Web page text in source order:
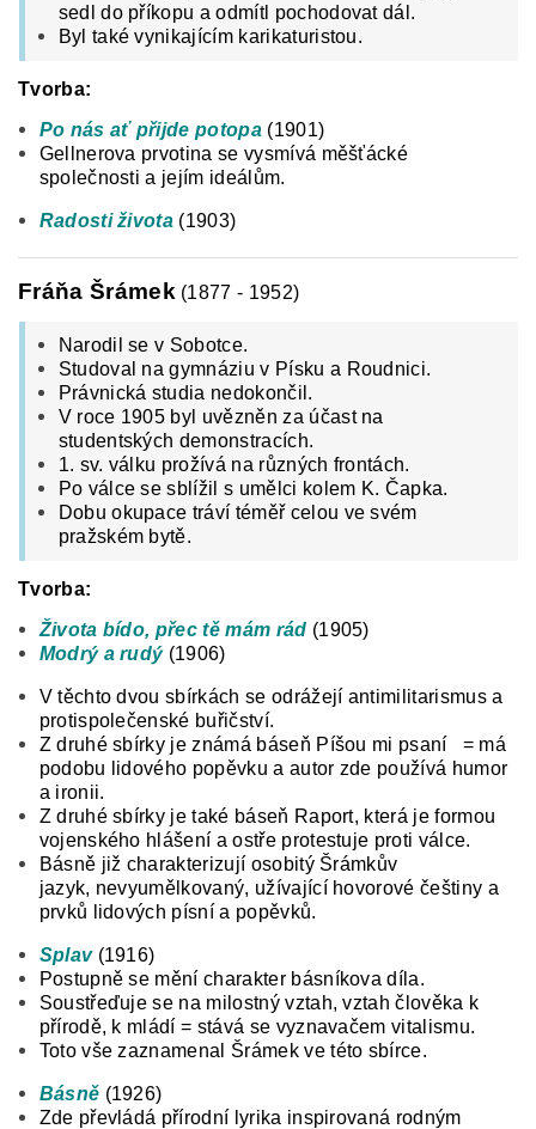
sedl do příkopu a odmítl pochodovat dál.
Byl také vynikajícím karikaturistou.
Tvorba:
Po nás ať přijde potopa(1901)
Gellnerova prvotina se vysmívá měšťácké
společnosti a jejím ideálům.
Radosti života (1903)
Fráňa Šrámek (1877 - 1952)
Narodil se v Sobotce.
Studoval na gymnáziu v Písku a Roudnici.
Právnická studia nedokončil.
V roce 1905 byl uvězněn za účast na
studentských demonstracích.
1. sv. válku prožívá na různých frontách.
Po válce se sblížil s umělci kolem K. Čapka.
Dobu okupace tráví téměř celou ve svém
pražském bytě.
Tvorba:
Života bído, přec tě mám rád (1905)
Modrý a rudý(1906)
V těchto dvou sbírkách se odrážejí antimilitarismus a
protispolečenské buřičství.
Z druhé sbírky je známá báseň Píšou mi psaní = má
podobu lidového popěvkua autor zde používá humor
a ironii.
Z druhé sbírky je také báseň Raport, která je formou
vojenského hlášení a ostře protestuje proti válce.
Básně již charakterizují osobitý Šrámkův
jazyk, nevyumělkovaný, užívající hovorové češtiny a
prvků lidových písní a popěvků.
Splav(1916)
Postupně se mění charakter básníkova díla.
Soustřeďuje se na milostný vztah, vztah člověka k
přírodě, k mládí = stává se vyznavačem vitalismu.
Toto vše zaznamenal Šrámek ve této sbírce.
Básně (1926)
Zde převládá přírodní lyrika inspirovaná rodným